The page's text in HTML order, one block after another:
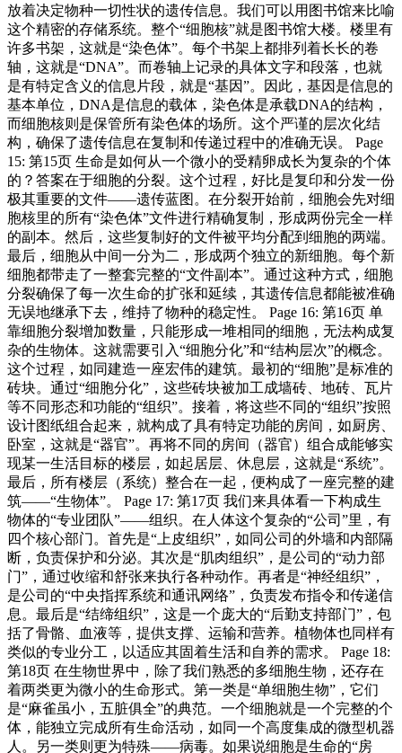
放着决定物种一切性状的遗传信息。我们可以用图书馆来比喻
这个精密的存储系统。整个“细胞核”就是图书馆大楼。楼里有
许多书架，这就是“染色体”。每个书架上都排列着长长的卷
轴，这就是“DNA”。而卷轴上记录的具体文字和段落，也就
是有特定含义的信息片段，就是“基因”。因此，基因是信息的
基本单位，DNA是信息的载体，染色体是承载DNA的结构，
而细胞核则是保管所有染色体的场所。这个严谨的层次化结
构，确保了遗传信息在复制和传递过程中的准确无误。 Page
15: 第15页 生命是如何从一个微小的受精卵成长为复杂的个体
的？答案在于细胞的分裂。这个过程，好比是复印和分发一份
极其重要的文件——遗传蓝图。在分裂开始前，细胞会先对细
胞核里的所有“染色体”文件进行精确复制，形成两份完全一样
的副本。然后，这些复制好的文件被平均分配到细胞的两端。
最后，细胞从中间一分为二，形成两个独立的新细胞。每个新
细胞都带走了一整套完整的“文件副本”。通过这种方式，细胞
分裂确保了每一次生命的扩张和延续，其遗传信息都能被准确
无误地继承下去，维持了物种的稳定性。 Page 16: 第16页 单
靠细胞分裂增加数量，只能形成一堆相同的细胞，无法构成复
杂的生物体。这就需要引入“细胞分化”和“结构层次”的概念。
这个过程，如同建造一座宏伟的建筑。最初的“细胞”是标准的
砖块。通过“细胞分化”，这些砖块被加工成墙砖、地砖、瓦片
等不同形态和功能的“组织”。接着，将这些不同的“组织”按照
设计图纸组合起来，就构成了具有特定功能的房间，如厨房、
卧室，这就是“器官”。再将不同的房间（器官）组合成能够实
现某一生活目标的楼层，如起居层、休息层，这就是“系统”。
最后，所有楼层（系统）整合在一起，便构成了一座完整的建
筑——“生物体”。 Page 17: 第17页 我们来具体看一下构成生
物体的“专业团队”——组织。在人体这个复杂的“公司”里，有
四个核心部门。首先是“上皮组织”，如同公司的外墙和内部隔
断，负责保护和分泌。其次是“肌肉组织”，是公司的“动力部
门”，通过收缩和舒张来执行各种动作。再者是“神经组织”，
是公司的“中央指挥系统和通讯网络”，负责发布指令和传递信
息。最后是“结缔组织”，这是一个庞大的“后勤支持部门”，包
括了骨骼、血液等，提供支撑、运输和营养。植物体也同样有
类似的专业分工，以适应其固着生活和自养的需求。 Page 18:
第18页 在生物世界中，除了我们熟悉的多细胞生物，还存在
着两类更为微小的生命形式。第一类是“单细胞生物”，它们
是“麻雀虽小，五脏俱全”的典范。一个细胞就是一个完整的个
体，能独立完成所有生命活动，如同一个高度集成的微型机器
人。另一类则更为特殊——病毒。如果说细胞是生命的“房